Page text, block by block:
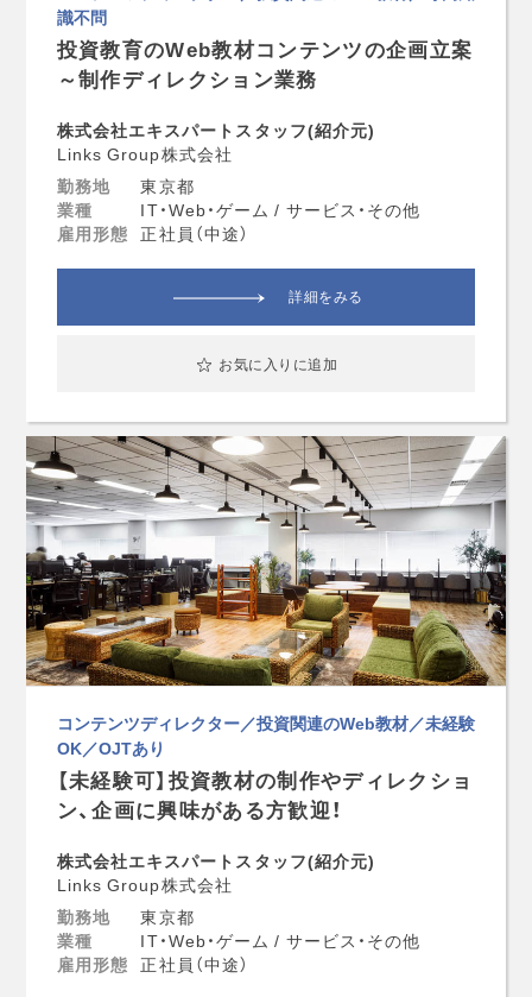
識不問
投資教育のWeb教材コンテンツの企画立案
～制作ディレクション業務
株式会社エキスパートスタッフ(紹介元)
Links Group株式会社
勤務地
東京都
業種
IT・Web・ゲーム / サービス・その他
雇用形態 正社員（中途）
詳細をみる
お気に入りに追加
コンテンツディレクター／投資関連のWeb教材／未経験
OK／OJTあり
【未経験可】投資教材の制作やディレクショ
ン、企画に興味がある方歓迎！
株式会社エキスパートスタッフ(紹介元)
Links Group株式会社
勤務地
東京都
業種
IT・Web・ゲーム / サービス・その他
雇用形態 正社員（中途）